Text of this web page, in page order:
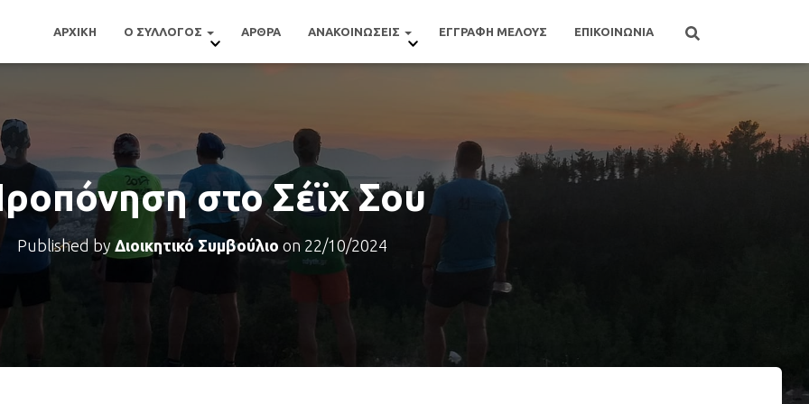
ΑΡΧΙΚΗ Ο ΣΥΛΛΟΓΟΣ ΑΡΘΡΑ ΑΝΑΚΟΙΝΩΣΕΙΣ ΕΓΓΡΑΦΗ ΜΕΛΟΥΣ ΕΠΙΚΟΙΝΩΝΙΑ
στο Σέϊχ Σου
Published by Διοικητικό Συμβούλιο on 22/10/2024